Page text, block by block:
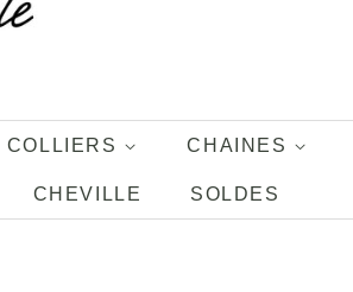
COLLIERS CHAINES
CHEVILLE SOLDES